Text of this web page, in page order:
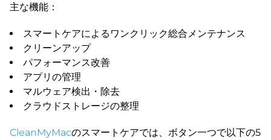
主な機能：
スマートケアによるワンクリック総合メンテナンス
クリーンアップ
パフォーマンス改善
アプリの管理
マルウェア検出・除去
クラウドストレージの整理
CleanMyMacのスマートケアでは、ボタン一つで以下の5